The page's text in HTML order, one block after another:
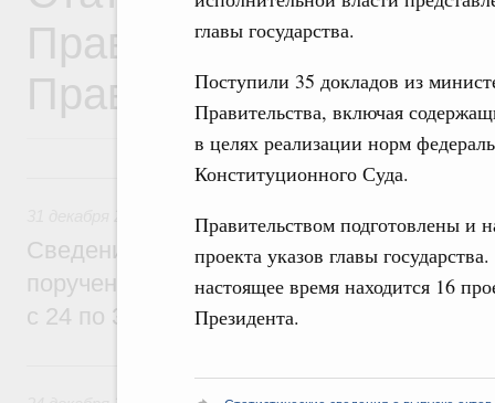
главы государства.
Поступили 35 докладов из
Правительства, включая
в целях реализации норм
Конституционного Суда.
Правительством подготовлены и
проекта указов главы
настоящее время находится 16
Президента.
Правительства и
Правительстве
31 декабря 2018, понедельник
Сведения о выпуске актов
поручений Президента и Правительства
с 24 по 30 декабря 2018 года